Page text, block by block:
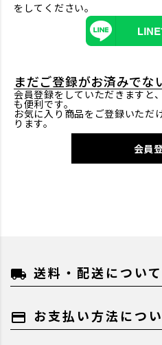
をしてください。
まだご登録がお済みでな
会員登録をしていただきますと
も便利です。
お気に入り商品をご登録いただ
ります。
会員
local_shipping 送料・配送について
payment お支払い方法につ